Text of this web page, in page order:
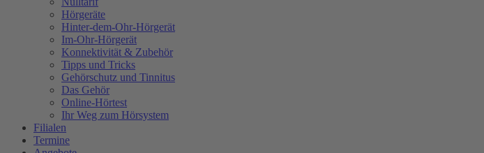
Hörgeräte
Hinter-dem-Ohr-Hörgerät
Im-Ohr-Hörgerät
Konnektivität & Zubehör
Tipps und Tricks
Gehörschutz und Tinnitus
Das Gehör
Online-Hörtest
Ihr Weg zum Hörsystem
Filialen
Termine